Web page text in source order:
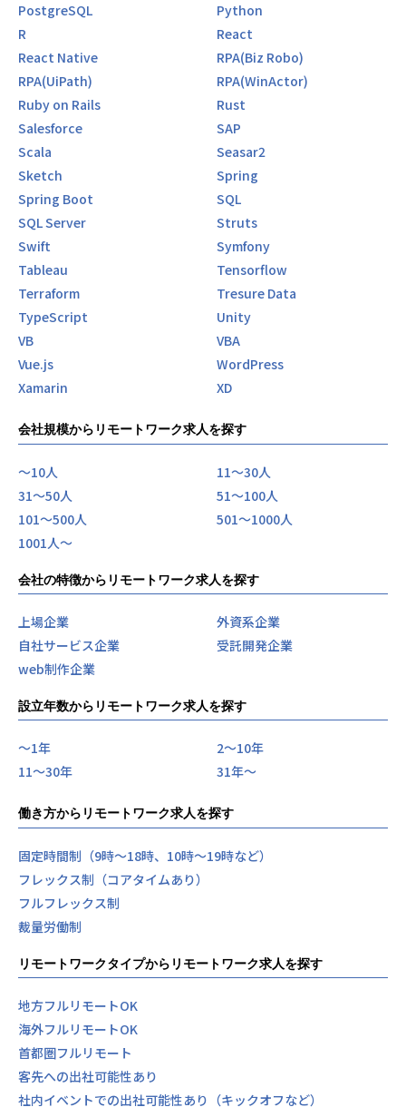
PostgreSQL
Python
R
React
React Native
RPA(Biz Robo)
RPA(UiPath)
RPA(WinActor)
Ruby on Rails
Rust
Salesforce
SAP
Scala
Seasar2
Sketch
Spring
Spring Boot
SQL
SQL Server
Struts
Swift
Symfony
Tableau
Tensorflow
Terraform
Tresure Data
TypeScript
Unity
VB
VBA
Vue.js
WordPress
Xamarin
XD
会社規模からリモートワーク求人を探す
〜10人
11〜30人
31〜50人
51〜100人
101〜500人
501〜1000人
1001人〜
会社の特徴からリモートワーク求人を探す
上場企業
外資系企業
自社サービス企業
受託開発企業
web制作企業
設立年数からリモートワーク求人を探す
〜1年
2〜10年
11〜30年
31年〜
働き方からリモートワーク求人を探す
固定時間制（9時～18時、10時～19時など）
フレックス制（コアタイムあり）
フルフレックス制
裁量労働制
リモートワークタイプからリモートワーク求人を探す
地方フルリモートOK
海外フルリモートOK
首都圏フルリモート
客先への出社可能性あり
社内イベントでの出社可能性あり（キックオフなど）